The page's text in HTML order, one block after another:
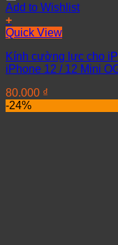
Add to Wishlist
+
Quick View
Kính cường lực cho
iPhone 12 / 12 Mini
80.000 ₫
-24%